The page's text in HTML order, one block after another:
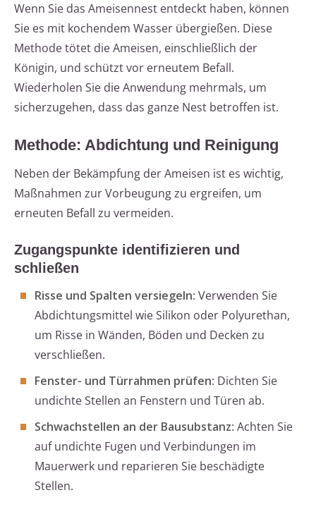
Wenn Sie das Ameisennest entdeckt haben, können
Sie es mit kochendem Wasser übergießen. Diese
Methode tötet die Ameisen, einschließlich der
Königin, und schützt vor erneutem Befall.
Wiederholen Sie die Anwendung mehrmals, um
sicherzugehen, dass das ganze Nest betroffen ist.
Methode: Abdichtung und Reinigung
Neben der Bekämpfung der Ameisen ist es wichtig,
Maßnahmen zur Vorbeugung zu ergreifen, um
erneuten Befall zu vermeiden.
Zugangspunkte identifizieren und
schließen
Risse und Spalten versiegeln: Verwenden Sie
Abdichtungsmittel wie Silikon oder Polyurethan,
um Risse in Wänden, Böden und Decken zu
verschließen.
Fenster- und Türrahmen prüfen: Dichten Sie
undichte Stellen an Fenstern und Türen ab.
Schwachstellen an der Bausubstanz: Achten Sie
auf undichte Fugen und Verbindungen im
Mauerwerk und reparieren Sie beschädigte
Stellen.